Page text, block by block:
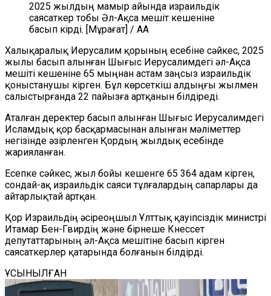
2025 жылдың мамыр айында израильдік
саясаткер тобы Әл-Ақса мешіт кешеніне
басып кірді. [Мұрағат] / AA
Халықаралық Иерусалим қорының есебіне сәйкес, 2025
жылы басып алынған Шығыс Иерусалимдегі әл-Ақса
мешіті кешеніне 65 мыңнан астам заңсыз израильдік
қоныстанушы кірген. Бұл көрсеткіш алдыңғы жылмен
салыстырғанда 22 пайызға артқанын білдіреді.
Аталған деректер басып алынған Шығыс Иерусалимдегі
Исламдық қор басқармасынан алынған мәліметтер
негізінде әзірленген Қордың жылдық есебінде
жарияланған.
Есепке сәйкес, жыл бойы кешенге 65 364 адам кірген,
сондай-ақ израильдік саяси тұлғалардың сапарлары да
айтарлықтай артқан.
Қор Израильдің әсіреоңшыл Ұлттық қауіпсіздік министрі
Итамар Бен-Гвирдің және бірнеше Кнессет
депутаттарының әл-Ақса мешітіне басып кірген
саясаткерлер қатарында болғанын білдірді.
ҰСЫНЫЛҒАН